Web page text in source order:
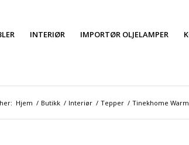
INTERIØR IMPORTØR OLJELAMPER
Hjem / Butikk / Interiør / Tepper / Tinekhome Warm